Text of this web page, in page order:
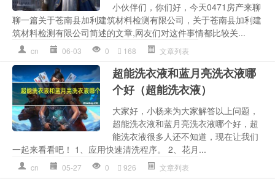
小伙伴们，你们好，今天0471房产来聊
聊一篇关于苍南县加利建筑材料检测有限公司，关于苍南县加利建
筑材料检测有限公司简述的文章,网友们对这件事情都比较关...
cn 06-03 0 168 文章列表
超能洗衣液和蓝月亮洗衣液哪
个好（超能洗衣液）
大家好，小杨来为大家解答以上问题，
超能洗衣液和蓝月亮洗衣液哪个好，超
能洗衣液很多人还不知道，现在让我们
一起来看看吧！ 1、应用快速清洗程序。 2、花月...
cn 05-27 0 926 文章列表